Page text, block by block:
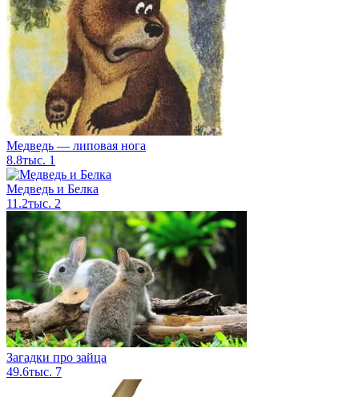
Медведь — липовая нога
8.8тыс. 1
Медведь и Белка
11.2тыс. 2
Загадки про зайца
49.6тыс. 7